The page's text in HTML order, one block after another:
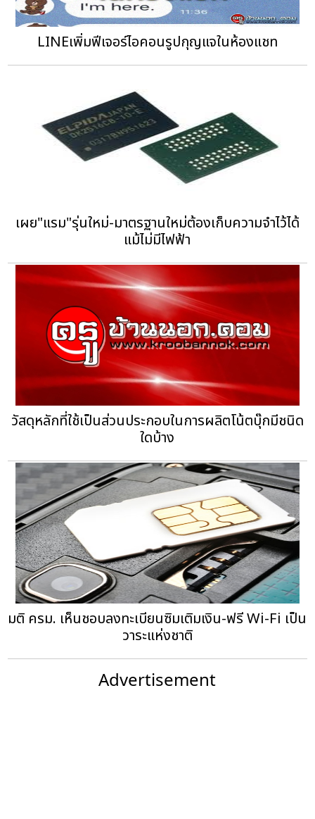
LINEเพิ่มฟีเจอร์ไอคอนรูปกุญแจในห้องแชท
เผย"แรม"รุ่นใหม่-มาตรฐานใหม่ต้องเก็บความจำไว้ได้
แม้ไม่มีไฟฟ้า
วัสดุหลักที่ใช้เป็นส่วนประกอบในการผลิตโน้ตบุ๊กมีชนิด
ใดบ้าง
มติ ครม. เห็นชอบลงทะเบียนซิมเติมเงิน-ฟรี Wi-Fi เป็น
วาระแห่งชาติ
Advertisement